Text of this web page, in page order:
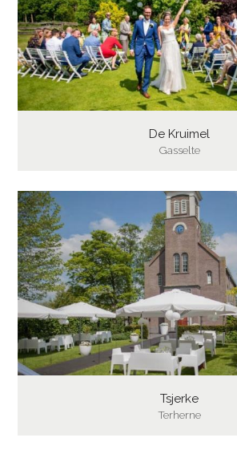
De Kruimel
Gasselte
Tsjerke
Terherne